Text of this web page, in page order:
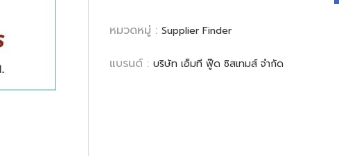
หมวดหมู่ : Supplier Finder
แบรนด์ : บริษัท เอ็มที ฟู๊ด ซิสเทมส์ จำกัด